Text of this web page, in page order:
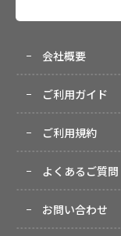
会社概要
ご利用ガイド
ご利用規約
よくあるご質問
お問い合わせ